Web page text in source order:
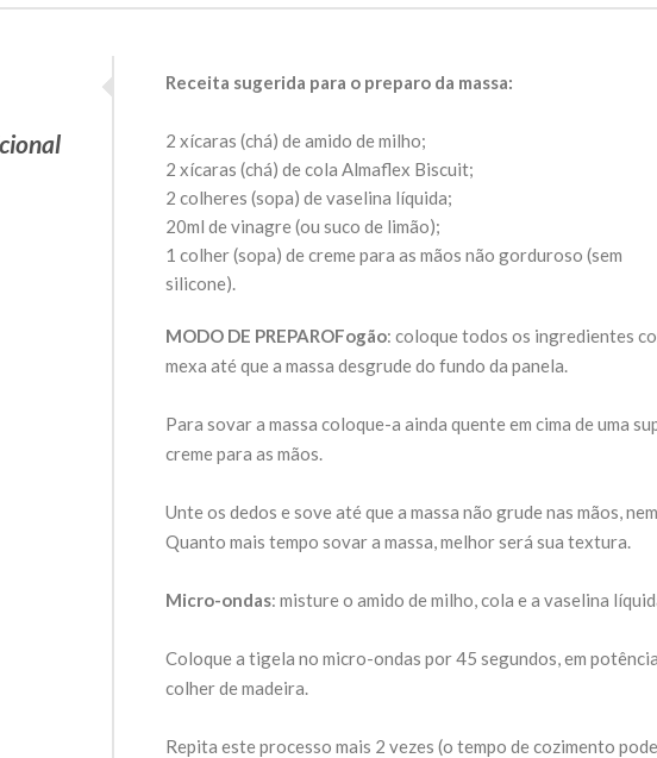
Receita sugerida para o preparo da massa:
2 xícaras (chá) de amido de milho;
2 xícaras (chá) de cola Almaflex Biscuit;
2 colheres (sopa) de vaselina líquida;
20ml de vinagre (ou suco de limão);
1 colher (sopa) de creme para as mãos não gorduroso (sem
silicone).
MODO DE PREPAROFogão: coloque todos os ingredientes
mexa até que a massa desgrude do fundo da panela.
Para sovar a massa coloque-a ainda quente em cima de uma
creme para as mãos.
Unte os dedos e sove até que a massa não grude nas mãos,
Quanto mais tempo sovar a massa, melhor será sua textura.
Micro-ondas: misture o amido de milho, cola e a vaselina
Coloque a tigela no micro-ondas por 45 segundos, em
colher de madeira.
Repita este processo mais 2 vezes (o tempo de cozimento